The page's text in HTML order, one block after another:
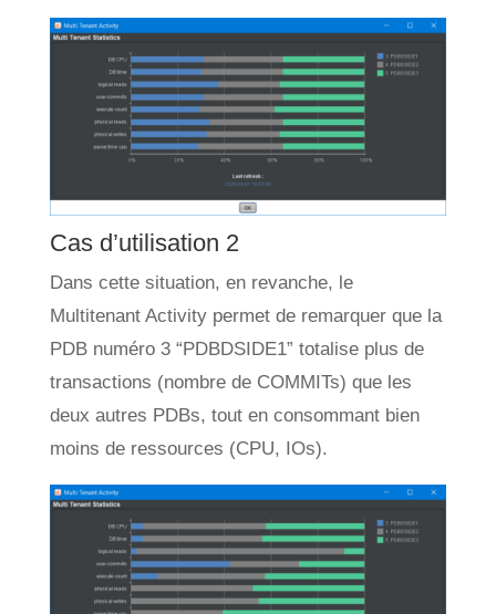
Cas d’utilisation 2
Dans cette situation, en revanche, le
Multitenant Activity permet de remarquer que la
PDB numéro 3 “PDBDSIDE1” totalise plus de
transactions (nombre de COMMITs) que les
deux autres PDBs, tout en consommant bien
moins de ressources (CPU, IOs).